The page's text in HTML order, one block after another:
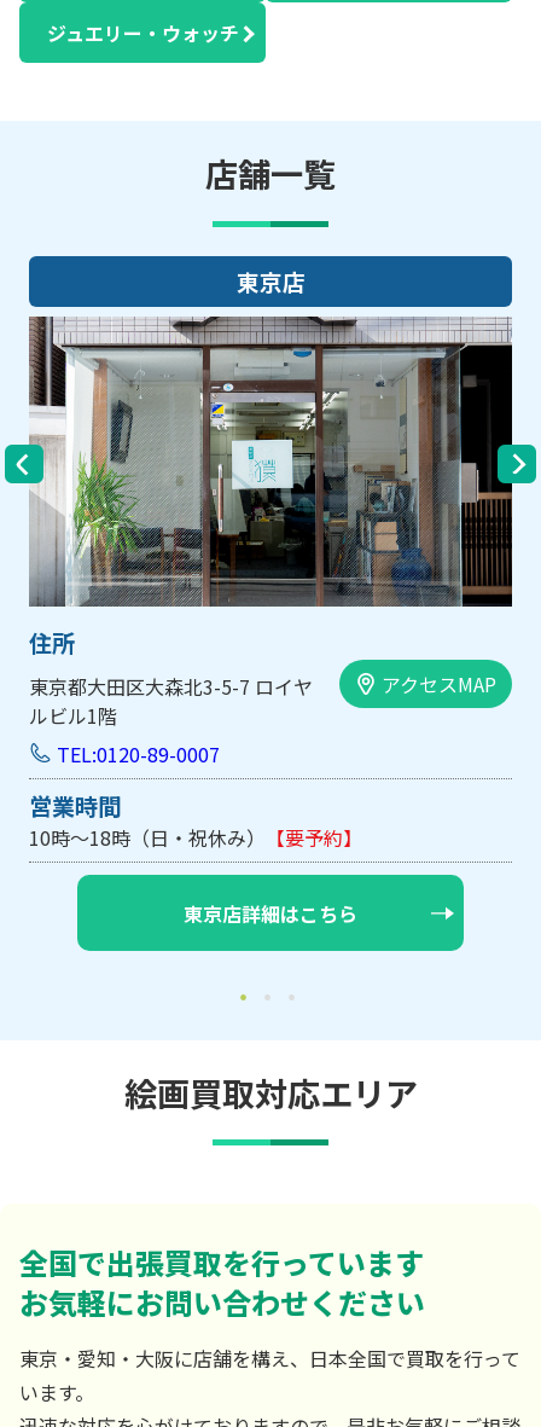
ジュエリー・ウォッチ
店舗一覧
大阪店
住所
大阪市中央区内平野町1-1-5 西大
手前ビル103号
アクセスMAP
TEL:0120-89-0007
営業時間
10時～18時（日・祝休み/土曜は不定休）
大阪店詳細はこちら
絵画買取対応エリア
全国で出張買取を行っています
お気軽にお問い合わせください
東京・愛知・大阪に店舗を構え、日本全国で買取を行って
います。